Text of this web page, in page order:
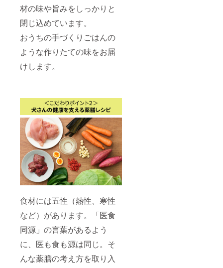
材の味や旨みをしっかりと
閉じ込めています。
おうちの手づくりごはんの
ような作りたての味をお届
けします。
食材には五性（熱性、寒性
など）があります。「医食
同源」の言葉があるよう
に、医も食も源は同じ。そ
んな薬膳の考え方を取り入